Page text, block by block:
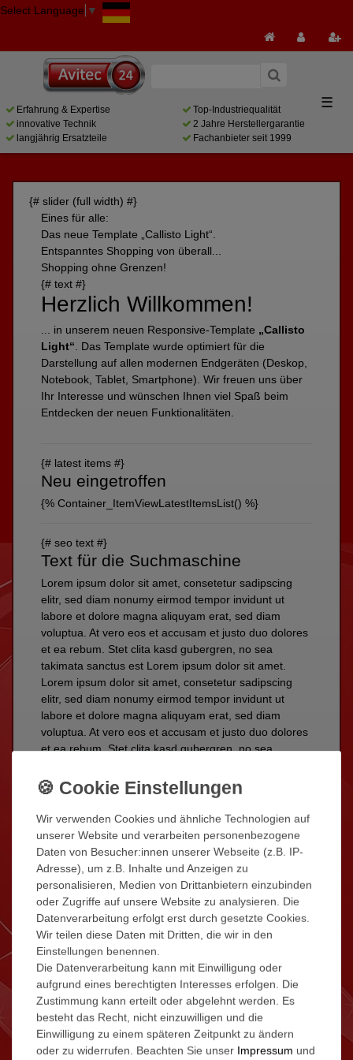
Select Language ▼
Erfahrung & Expertise
Top-Industriequalität
innovative Technik
2 Jahre Herstellergarantie
langjährig Ersatzteile
Fachanbieter seit 1999
☰
{# slider (full width) #}
Eines für alle:
Das neue Template „Callisto Light“.
Entspanntes Shopping von überall...
Shopping ohne Grenzen!
{# text #}
Herzlich Willkommen!
... in unserem neuen Responsive-Template „Callisto
Light“ . Das Template wurde optimiert für die
Darstellung auf allen modernen Endgeräten (Deskop,
Notebook, Tablet, Smartphone). Wir freuen uns über
Ihr Interesse und wünschen Ihnen viel Spaß beim
Entdecken der neuen Funktionalitäten.
{# latest items #}
Neu eingetroffen
{% Container_ItemViewLatestItemsList() %}
{# seo text #}
Text für die Suchmaschine
Lorem ipsum dolor sit amet, consetetur sadipscing
elitr, sed diam nonumy eirmod tempor invidunt ut
labore et dolore magna aliquyam erat, sed diam
voluptua. At vero eos et accusam et justo duo dolores
et ea rebum. Stet clita kasd gubergren, no sea
takimata sanctus est Lorem ipsum dolor sit amet.
Lorem ipsum dolor sit amet, consetetur sadipscing
elitr, sed diam nonumy eirmod tempor invidunt ut
labore et dolore magna aliquyam erat, sed diam
voluptua. At vero eos et accusam et justo duo dolores
et ea rebum. Stet clita kasd gubergren, no sea
At vero eos et accusam et justo duo dolores et ea
sanctus est Lorem ipsum dolor sit amet.Lorem ipsum
dolor sit amet, consetetur sadipscing elitr, sed diam
nonumy eirmod tempor invidunt ut labore et dolore
magna aliquyam erat, sed diam voluptua. At vero eos
et accusam et justo duo dolores et ea rebum. Stet
clita kasd gubergren, no sea takimata sanctus est
Lorem ipsum dolor sit amet. Lorem ipsum dolor sit
amet.
Consetetur sadipscing elitr, sed diam nonumy eirmod
tempor invidunt ut labore et dolore magna aliquyam
erat, sed diam voluptua. At vero eos et accusam et
justo duo dolores et ea rebum. Stet clita kasd
gubergren, no sea takimata sanctus est Lorem ipsum
dolor sit amet. Lorem ipsum dolor sit amet, consetetur
Wir verwenden Cookies und ähnliche Technologien auf
unserer Website und verarbeiten personenbezogene
Daten von Besucher:innen unserer Webseite (z.B. IP-
Adresse), um z.B. Inhalte und Anzeigen zu
personalisieren, Medien von Drittanbietern einzubinden
oder Zugriffe auf unsere Website zu analysieren. Die
Datenverarbeitung erfolgt erst durch gesetzte Cookies.
Wir teilen diese Daten mit Dritten, die wir in den
Einstellungen benennen.
Die Datenverarbeitung kann mit Einwilligung oder
aufgrund eines berechtigten Interesses erfolgen. Die
Zustimmung kann erteilt oder abgelehnt werden. Es
besteht das Recht, nicht einzuwilligen und die
Einwilligung zu einem späteren Zeitpunkt zu ändern
oder zu widerrufen. Beachten Sie unser Impressum und